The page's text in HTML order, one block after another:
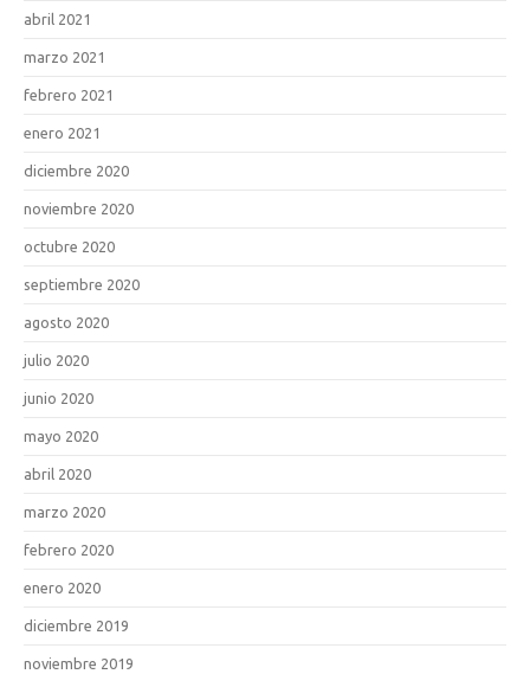
abril 2021
marzo 2021
febrero 2021
enero 2021
diciembre 2020
noviembre 2020
octubre 2020
septiembre 2020
agosto 2020
julio 2020
junio 2020
mayo 2020
abril 2020
marzo 2020
febrero 2020
enero 2020
diciembre 2019
noviembre 2019